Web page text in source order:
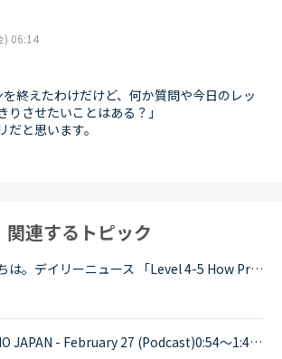
) 06:14
終えたわけだけど、何か質問や今日のレッ
りさせたいことはある？」
と思います。
関連するトピック
【解決済】こんにちは。デイリーニュース 「Level 4-5 How Processed Food Helped Humanity」 の第2パラグラフ、The small size of teeth in early humans can only be explained by food becoming easier to eat...
NHK WORLD RADIO JAPAN - February 27 (Podcast)0:54～1:49The Japanese government is studying additional measures to prop up the tourist industry and smaller businesses hit hard by the spread of a ne...